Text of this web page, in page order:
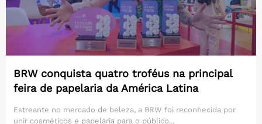
BRW conquista quatro troféus na principal
feira de papelaria da América Latina
Estreante no mercado de beleza, a BRW foi reconhecida por
unir cosméticos e papelaria para o público...